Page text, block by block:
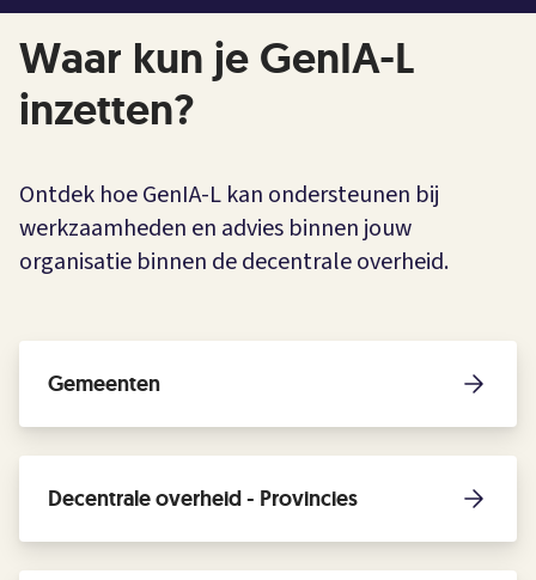
Waar kun je GenIA-L
inzetten?
Ontdek hoe GenIA-L kan ondersteunen bij
werkzaamheden en advies binnen jouw
organisatie binnen de decentrale overheid.
Gemeenten
Decentrale overheid - Provincies